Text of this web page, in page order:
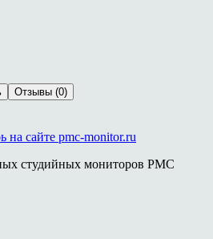
Отзывы (0)
на сайте pmc-monitor.ru
студийных мониторов PMC